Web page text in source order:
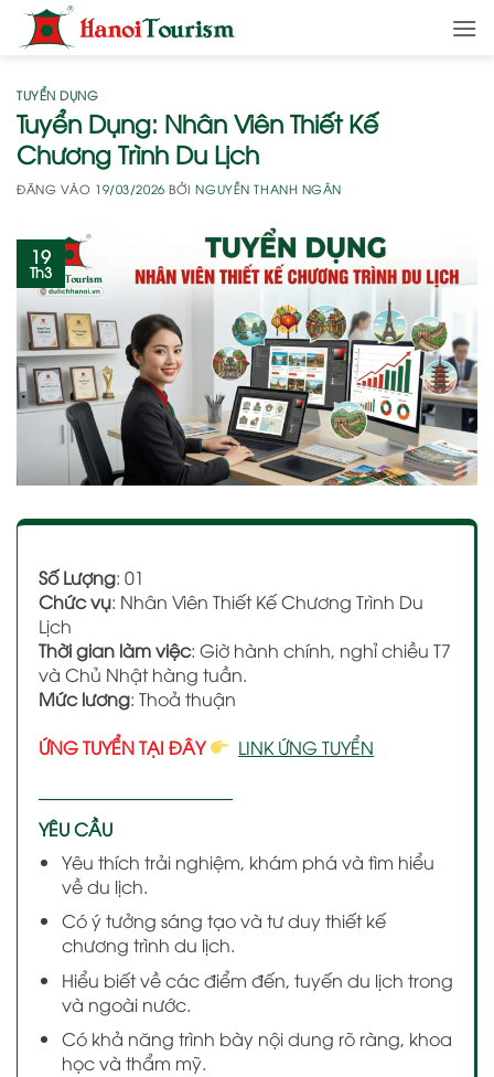
qua
dung
TUYỂN DỤNG
Tuyển Dụng: Nhân Viên Thiết Kế
Chương Trình Du Lịch
ĐĂNG VÀO 19/03/2026 BỞINGUYỄN THANH NGÂN
19
Th3
Số Lượng: 01
Chức vụ: Nhân Viên Thiết Kế Chương Trình Du
Lịch
Thời gian làm việc: Giờ hành chính, nghỉ chiều T7
và Chủ Nhật hàng tuần.
Mức lương: Thoả thuận
ỨNG TUYỂN TẠI ĐÂY
LINK ỨNG TUYỂN
———————————
YÊU CẦU
Yêu thích trải nghiệm, khám phá và tìm hiểu
về du lịch.
Có ý tưởng sáng tạo và tư duy thiết kế
chương trình du lịch.
Hiểu biết về các điểm đến, tuyến du lịch trong
và ngoài nước.
Có khả năng trình bày nội dung rõ ràng, khoa
học và thẩm mỹ.